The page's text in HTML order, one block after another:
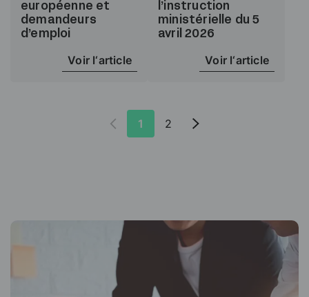
européenne et
demandeurs
d’emploi
Voir l‘article
l’instruction
ministérielle du 5
avril 2026
Voir l‘article
1 2